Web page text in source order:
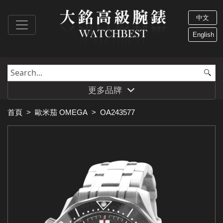
中文
English
更多品牌
首頁 > 歐米茄 OMEGA > OA243577